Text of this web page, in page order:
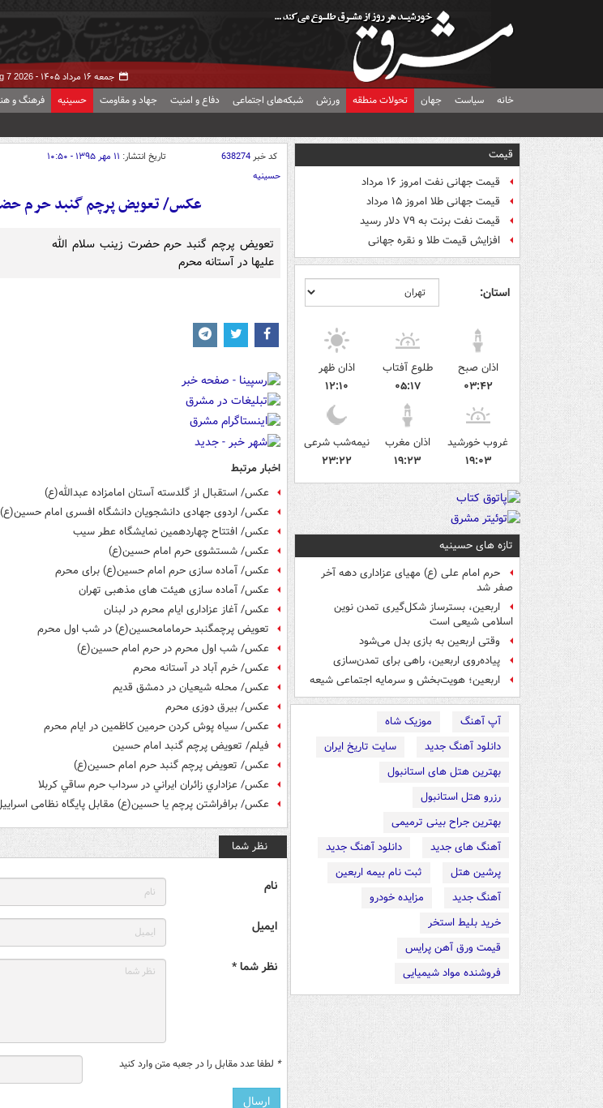
جمعه ۱۶ مرداد ۱۴۰۵ - 7 2026
خانه سیاست جهان تحولات منطقه ورزش شبکه‌های اجتماعی دفاع و امنیت جهاد و مقاومت حسینیه فرهنگ و
قیمت
قیمت جهانی نفت امروز ۱۶ مرداد
قیمت جهانی طلا امروز ۱۵ مرداد
قیمت نفت برنت به ۷۹ دلار رسید
افزایش قیمت طلا و نقره جهانی
استان:
اذان صبح
۰۳:۴۲
طلوع آفتاب
۰۵:۱۷
اذان ظهر
۱۲:۱۰
غروب خورشید
۱۹:۰۳
اذان مغرب
۱۹:۲۳
نیمه‌شب شرعی
۲۳:۲۲
تازه های حسینیه
حرم امام علی (ع) مهیای عزاداری دهه آخر
صفر شد
اربعین، بسترساز شکل‌گیری تمدن نوین
اسلامی شیعی است
وقتی اربعین به بازی بدل می‌شود
پیاده‌روی اربعین، راهی برای تمدن‌سازی
اربعین؛ هویت‌بخش و سرمایه اجتماعی شیعه
آپ آهنگ
موزیک شاه
دانلود آهنگ جدید
سایت تاریخ ایران
بهترین هتل های استانبول
رزرو هتل استانبول
بهترین جراح بینی ترمیمی
آهنگ های جدید
دانلود آهنگ جدید
پرشین هتل
ثبت نام بیمه اربعین
آهنگ جدید
مزایده خودرو
خرید بلیط استخر
قیمت ورق آهن پرایس
فروشنده مواد شیمیایی
کد خبر638274 تاریخ انتشار: ۱۱ مهر ۱۳۹۵ - ۱۰:۵۰
حسینیه
عکس/ تعویض پرچم گنبد حرم
تعویض پرچم گنبد حرم حضرت زینب سلام الله
علیها در آستانه محرم
اخبار مرتبط
عکس/ استقبال از گلدسته آستان امامزاده عبدالله(ع)
عکس/ اردوی جهادی دانشجویان دانشگاه افسری امام حسین(ع)
عکس/ افتتاح چهاردهمین نمایشگاه عطر سیب
عکس/ شستشوی حرم امام حسین(ع)
عکس/ آماده سازی حرم امام حسین(ع) برای محرم
عکس/ آماده سازی هیئت های مذهبی تهران
عکس/ آغاز عزاداری ایام محرم در لبنان
تعویض پرچم‎گنبد حرم‎امام‎حسین(ع) در شب اول محرم
عکس/ شب اول محرم در حرم امام حسین(ع)
عکس/ خرم آباد در آستانه محرم
عکس/ محله شیعیان در دمشق قدیم
عکس/ بیرق دوزی محرم
عکس/ سیاه پوش کردن حرمین کاظمین در ایام محرم
فیلم/ تعویض پرچم گنبد امام حسین
عکس/ تعویض پرچم گنبد حرم امام حسین(ع)
عکس/ عزاداري زائران ايراني در سرداب حرم ساقي كربلا
عکس/ برافراشتن پرچم یا حسین(ع) مقابل پایگاه نظامی
نظر شما
نام
ایمیل
نظر شما *
* لطفا عدد مقابل را در جعبه متن وارد کنید